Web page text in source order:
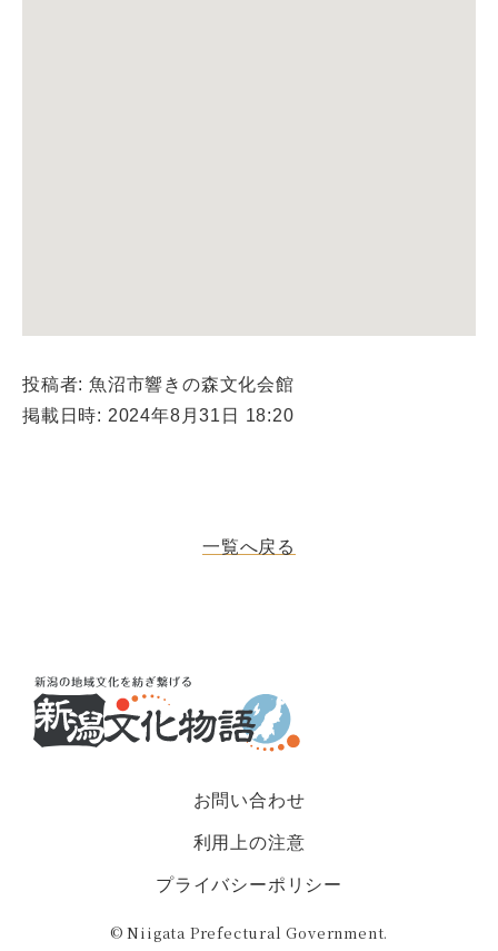
投稿者: 魚沼市響きの森文化会館
掲載日時: 2024年8月31日 18:20
一覧へ戻る
お問い合わせ
利用上の注意
プライバシーポリシー
© Niigata Prefectural Government.